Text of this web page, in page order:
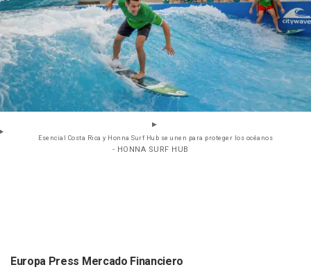
Esencial Costa Rica y Honna Surf Hub se unen para proteger los océanos
- HONNA SURF HUB
Europa Press Mercado Financiero